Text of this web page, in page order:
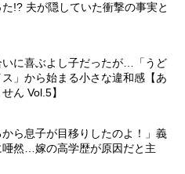
!? 夫が隠していた衝撃の事実と
いに喜ぶよし子だったが…「うど
」から始まる小さな違和感【あ
ん Vol.5】
から息子が目移りしたのよ！」義
唖然…嫁の高学歴が原因だと主